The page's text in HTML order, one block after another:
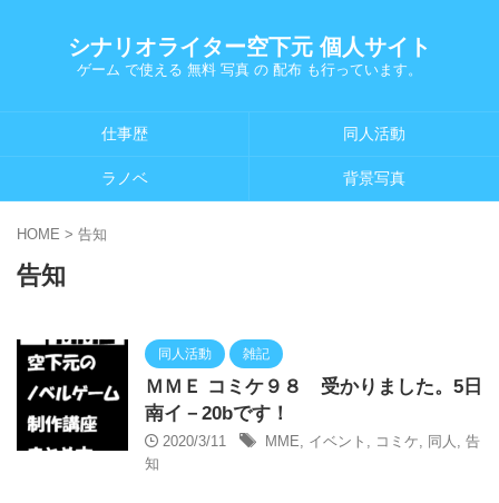
シナリオライター空下元 個人サイト
ゲーム で使える 無料 写真 の 配布 も行っています。
仕事歴 同人活動
ラノベ 背景写真
HOME > 告知
告知
同人活動 雑記
ＭＭＥ コミケ９８ 受かりました。5日
南イ－20bです！
2020/3/11 MME, イベント , コミケ, 同人 , 告
知